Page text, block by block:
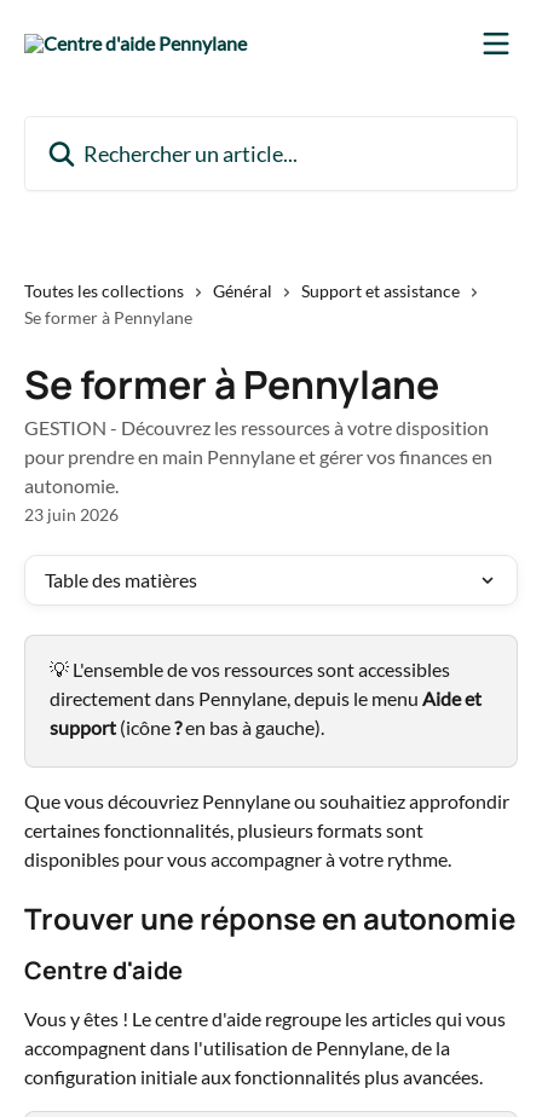
Toutes les collections Général
Support et assistance
Se former à Pennylane
Se former à Pennylane
GESTION - Découvrez les ressources à votre disposition
pour prendre en main Pennylane et gérer vos finances en
autonomie.
23 juin 2026
Table des matières
💡 L'ensemble de vos ressources sont accessibles
directement dans Pennylane, depuis le menu Aide et
support (icône ? en bas à gauche).
Que vous découvriez Pennylane ou souhaitiez approfondir
certaines fonctionnalités, plusieurs formats sont
disponibles pour vous accompagner à votre rythme.
Trouver une réponse en autonomie
Centre d'aide
Vous y êtes ! Le centre d'aide regroupe les articles qui vous
accompagnent dans l'utilisation de Pennylane, de la
configuration initiale aux fonctionnalités plus avancées.